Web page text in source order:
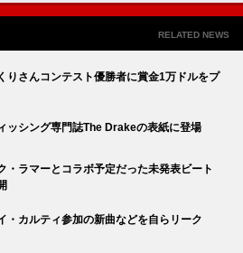
RELATED NEWS
りさんコンテスト優勝者に賞金1万ドルをプ
ッシング専門誌The Drakeの表紙に登場
・ラマーとコラボ予定だった未発表ビート
・カルティ参加の新曲などを自らリーク